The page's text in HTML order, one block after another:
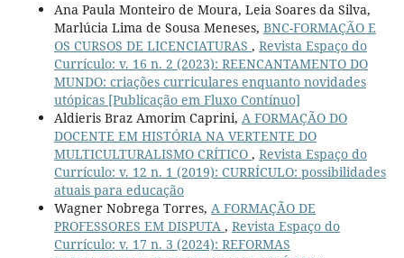
Ana Paula Monteiro de Moura, Leia Soares da Silva,
Marlúcia Lima de Sousa Meneses, BNC-FORMAÇÃO E
OS CURSOS DE LICENCIATURAS , Revista Espaço do
Currículo: v. 16 n. 2 (2023): REENCANTAMENTO DO
MUNDO: criações curriculares enquanto novidades
utópicas [Publicação em Fluxo Contínuo]
Aldieris Braz Amorim Caprini, A FORMAÇÃO DO
DOCENTE EM HISTÓRIA NA VERTENTE DO
MULTICULTURALISMO CRÍTICO , Revista Espaço do
Currículo: v. 12 n. 1 (2019): CURRÍCULO: possibilidades
atuais para educação
Wagner Nobrega Torres, A FORMAÇÃO DE
PROFESSORES EM DISPUTA , Revista Espaço do
Currículo: v. 17 n. 3 (2024): REFORMAS